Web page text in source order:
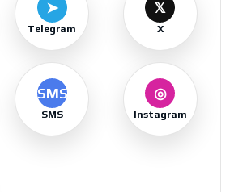
➤
Telegram
𝕏
X
SMS
SMS
◎
Instagram